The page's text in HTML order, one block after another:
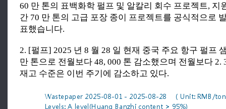
60 만 톤의 표백화학 펄프 및 알칼리 회수 프로젝트, 지
간 70 만 톤의 고급 포장 종이 프로젝트를 공식적으로
표했습니다.
2. [펄프] 2025 년 8 월 28 일 현재 중국 주요 항구 펄프
만 톤으로 전월보다 48, 000 톤 감소했으며 전월보다 2.
재고 수준은 이번 주기에 감소하고 있다.